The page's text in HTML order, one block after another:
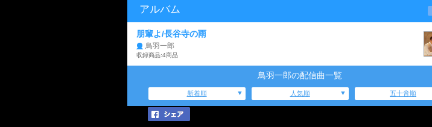
アルバム
朋輩よ/長谷寺の雨
鳥羽一郎
収録商品:4商品
鳥羽一郎の配信曲一覧
新着順 人気順 五十音順